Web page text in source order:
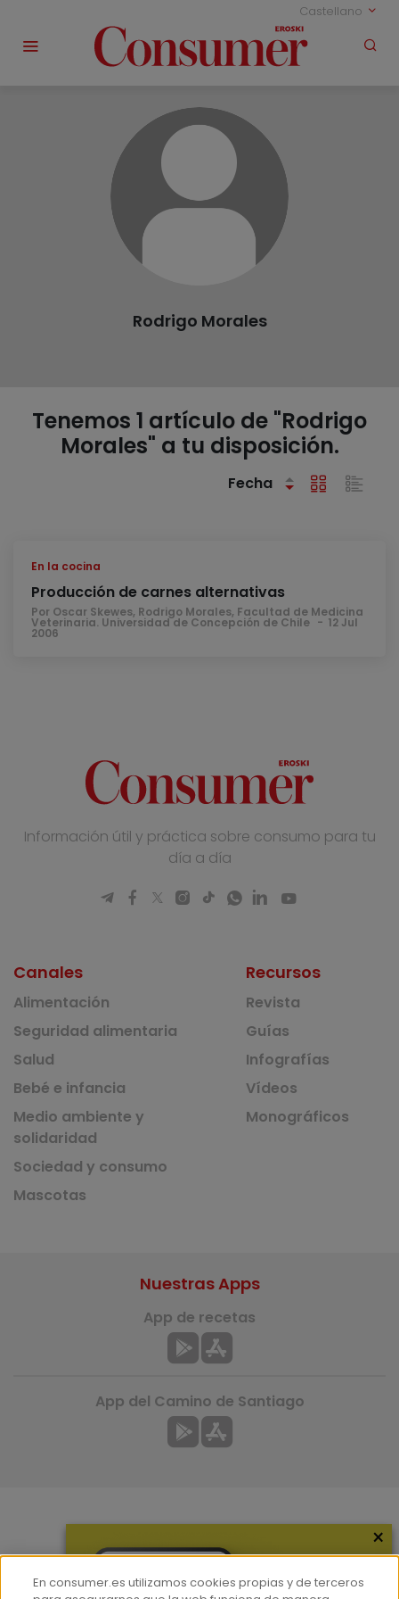
Castellano
Rodrigo Morales
Tenemos 1 artículo de "Rodrigo
Morales" a tu disposición.
Fecha
En la cocina
Producción de carnes alternativas
Por Oscar Skewes, Rodrigo Morales, Facultad de Medicina
Veterinaria. Universidad de Concepción de Chile 12 Jul
2006
Información útil y práctica sobre consumo para tu
día a día
Canales
Alimentación
Seguridad alimentaria
Salud
Bebé e infancia
Medio ambiente y
solidaridad
Sociedad y consumo
Mascotas
Recursos
Revista
Guías
Infografías
Vídeos
Monográficos
Nuestras Apps
App de recetas
App del Camino de Santiago
×
En consumer.es utilizamos cookies propias y de terceros